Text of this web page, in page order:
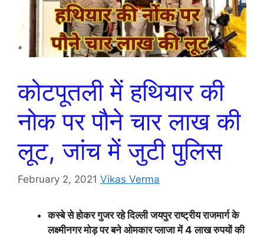
कोटपूतली में हथियार की
नोक पर पौने चार लाख की
लूट, जांच में जुटी पुलिस
February 2, 2021 Vikas Verma
कस्बे से होकर गुजर रहे दिल्ली जयपुर राष्ट्रीय राजमार्ग के
लक्ष्मीनगर मोड़ पर बने ओमकार प्लाजा में 4 लाख रुपयों की